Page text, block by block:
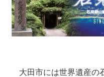
大田市には世界遺産の